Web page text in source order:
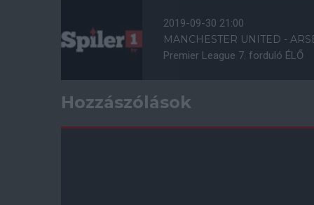
2019-09-30 21:00
MANCHESTER UNITED -
Premier League 7. forduló ÉLŐ
Hozzászólások